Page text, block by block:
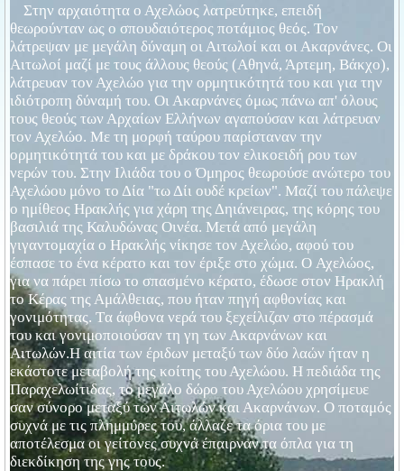
Στην αρχαιότητα ο Αχελώος λατρεύτηκε, επειδή
θεωρούνταν ως ο σπουδαιότερος ποτάμιος θεός. Tον
λάτρεψαν με μεγάλη δύναμη οι Αιτωλοί και οι Ακαρνάνες. Oι
Αιτωλοί μαζί με τους άλλους θεούς (Αθηνά, Άρτεμη, Βάκχο),
λάτρευαν τον Αχελώο για την ορμητικότητά του και για την
ιδιότροπη δύναμή του. Oι Ακαρνάνες όμως πάνω απ' όλους
τους θεούς των Αρχαίων Ελλήνων αγαπούσαν και λάτρευαν
τον Αχελώο. Με τη μορφή ταύρου παρίσταναν την
ορμητικότητά του και με δράκου τον ελικοειδή ρου των
νερών του. Στην Ιλιάδα του ο Όμηρος θεωρούσε ανώτερο του
Αχελώου μόνο το Δία "τω Δίι ουδέ κρείων". Μαζί του πάλεψε
ο ημίθεος Ηρακλής για χάρη της Δηιάνειρας, της κόρης του
βασιλιά της Καλυδώνας Οινέα. Μετά από μεγάλη
γιγαντομαχία ο Ηρακλής νίκησε τον Αχελώο, αφού του
έσπασε το ένα κέρατο και τον έριξε στο χώμα. O Αχελώος,
για να πάρει πίσω το σπασμένο κέρατο, έδωσε στον Ηρακλή
το Κέρας της Αμάλθειας, που ήταν πηγή αφθονίας και
γονιμότητας. Tα άφθονα νερά του ξεχείλιζαν στο πέρασμά
του και γονιμοποιούσαν τη γη των Ακαρνάνων και
Αιτωλών.H αιτία των έριδων μεταξύ των δύο λαών ήταν η
εκάστοτε μεταβολή της κοίτης του Αχελώου. H πεδιάδα της
Παραχελωίτιδας, το μεγάλο δώρο του Αχελώου χρησίμευε
σαν σύνορο μεταξύ των Αιτωλών και Ακαρνάνων. O ποταμός
συχνά με τις πλημμύρες του, άλλαζε τα όρια του με
αποτέλεσμα οι γείτονες συχνά έπαιρναν τα όπλα για τη
διεκδίκηση της γης τους.